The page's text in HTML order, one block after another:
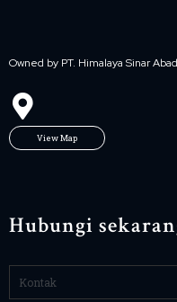
Owned by PT. Himalaya Sinar
View Map
Hubungi